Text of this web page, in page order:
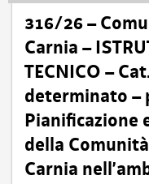
316/26 –
Carnia –
TECNICO –
determinato –
Pianificazione
della
Carnia